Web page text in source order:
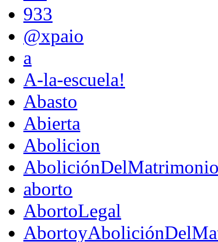
933
@xpaio
a
A-la-escuela!
Abasto
Abierta
Abolicion
aborto
AbortoLegal